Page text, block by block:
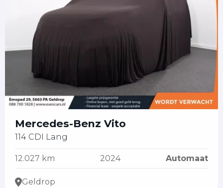
Mercedes-Benz Vito
114 CDI Lang
12.027 km 2024 Automaat
Geldrop